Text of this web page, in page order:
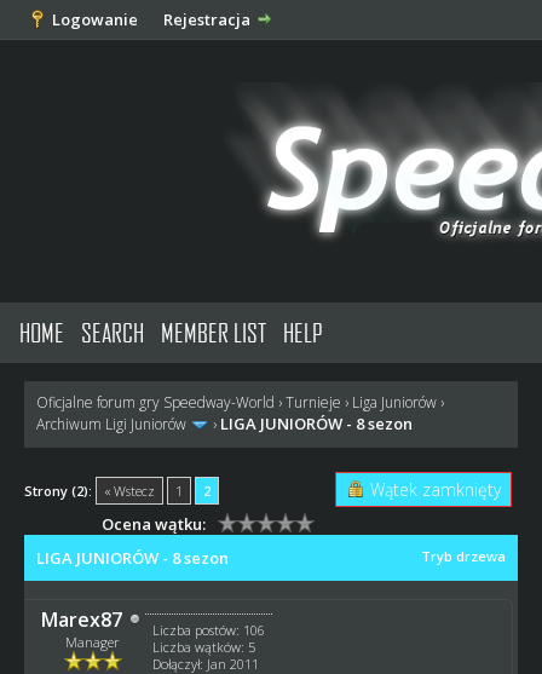
Logowanie Rejestracja
HOME SEARCH MEMBER LIST HELP
Oficjalne forum gry Speedway-World ›Turnieje › Liga Juniorów›
Archiwum Ligi Juniorów
› LIGA JUNIORÓW - 8 sezon
Strony (2): « Wstecz 1 2 Wątek zamknięty
Ocena wątku:
Tryb drzewa
LIGA JUNIORÓW - 8 sezon
Marex87
Manager
Liczba postów: 106
Liczba wątków: 5
Dołączył: Jan 2011